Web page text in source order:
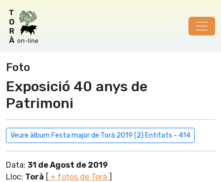
Foto
Exposició 40 anys de
Patrimoni
Veure àlbum Festa major de Torà 2019 (2) Entitats - 414
Data: 31 de Agost de 2019
Lloc: Torà [ + fotos de Torà ]